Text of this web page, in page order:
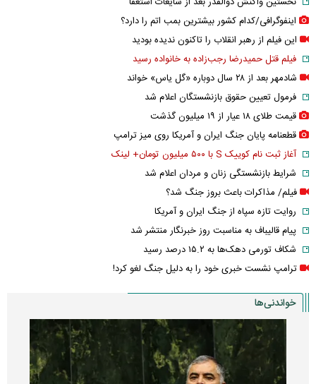
اینفوگرافی/کدام کشور بیشترین بمب اتم را دارد؟
این فیلم از رهبر انقلاب را تاکنون ندیده بودید
فیلم قتل حمیدرضا رجب‌زاده به خانواده رسید
شادمهر بعد از ۲۸ سال دوباره «گل یاس» خواند
فرمول تعیین حقوق بازنشستگان اعلام شد
قیمت طلای ۱۸ عیار از ۱۹ میلیون گذشت
قطعنامه پایان جنگ ایران و آمریکا روی میز ترامپ
آغاز ثبت نام کوییک S با ۵۰۰ میلیون تومان+ لینک
شرایط بازنشستگی زنان و مردان اعلام شد
فیلم/ مذاکرات باعث بروز جنگ شد؟
روایت تازه سپاه از جنگ ایران و آمریکا
پیام قالیباف به مناسبت روز خبرنگار منتشر شد
شکاف تورمی دهک‌ها به ۱۵.۲ درصد رسید
ترامپ نشست خبری خود را به دلیل جنگ لغو کرد!
خواندنی‌ها